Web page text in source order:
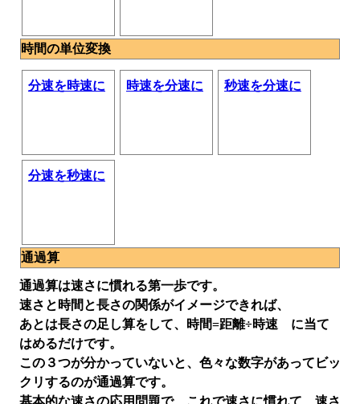
時間の単位変換
分速を時速に 時速を分速に 秒速を分速に
分速を秒速に
通過算
通過算は速さに慣れる第一歩です。
速さと時間と長さの関係がイメージできれば、
あとは長さの足し算をして、時間=距離÷時速 に当て
はめるだけです。
この３つが分かっていないと、色々な数字があってビッ
クリするのが通過算です。
基本的な速さの応用問題で、これで速さに慣れて、速さ